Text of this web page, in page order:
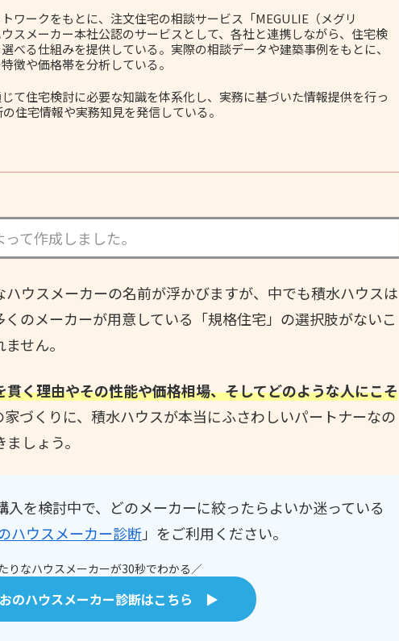
ワークをもとに、注文住宅の相談サービス「MEGULIE（メグリ
スメーカー本社公認のサービスとして、各社と連携しながら、住宅検
べる仕組みを提供している。実際の相談データや建築事例をもとに、
徴や価格帯を分析している。
て住宅検討に必要な知識を体系化し、実務に基づいた情報提供を行っ
住宅情報や実務知見を発信している。
て作成しました。
ウスメーカーの名前が浮かびますが、中でも積水ハウスは
のメーカーが用意している「規格住宅」の選択肢がないこ
せん。
く理由やその性能や価格相場、そしてどのような人にこそ
づくりに、積水ハウスが本当にふさわしいパートナーなの
しょう。
を検討中で、どのメーカーに絞ったらよいか迷っている
ハウスメーカー診断」をご利用ください。
りなハウスメーカーが30秒でわかる／
のハウスメーカー診断はこちら ▶